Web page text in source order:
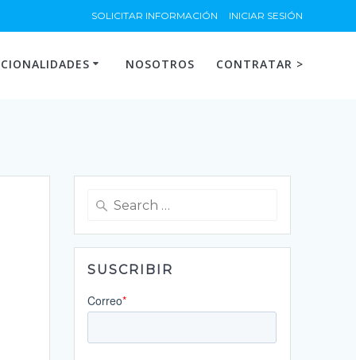
SOLICITAR INFORMACIÓN INICIAR SESIÓN
NOSOTROS CONTRATAR >
Search
SUSCRIBIR